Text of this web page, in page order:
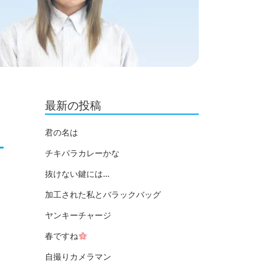
最新の投稿
君の名は
チキパラカレーかな
抜けない鍵には…
加工された私とバラックバッグ
ヤンキーチャージ
春ですね
自撮りカメラマン